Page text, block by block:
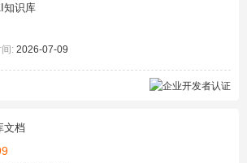
知识库
间: 2026-07-09
文档